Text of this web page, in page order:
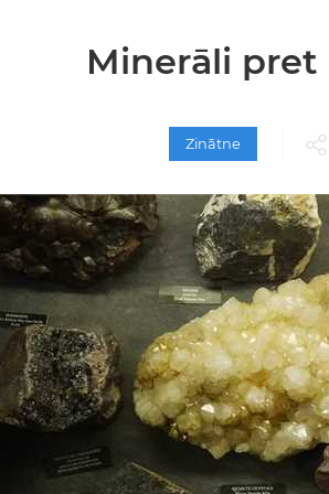
Minerāli pret
Zinātne